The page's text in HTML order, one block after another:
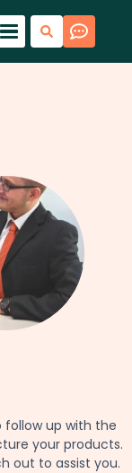
follow up with the
your products.
out to assist you.